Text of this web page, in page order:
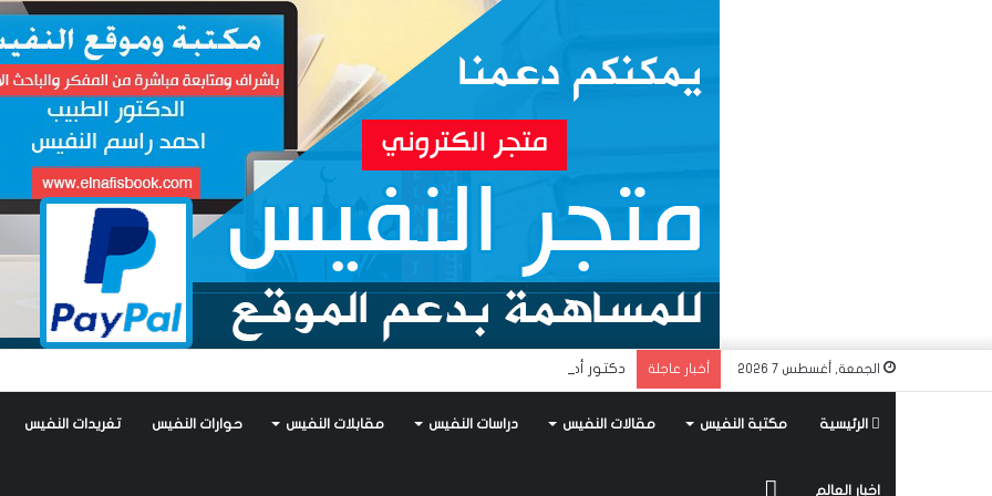
الجمعة, أغسطس 7 2026 أخبار عاجلة دكتور أحمد راسم النفيس يكتب: جواز عتريس من فؤادة باطل!! وجواز براقش من حُنين فاشل!!
الرئيسية مكتبة النفيس مقالات النفيس دراسات النفيس مقابلات النفيس حوارات النفيس تغريدات النفيس
اخبار العالم